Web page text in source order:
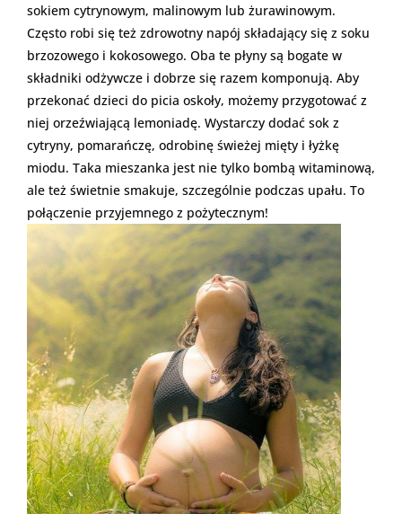
sokiem cytrynowym, malinowym lub żurawinowym.
Często robi się też zdrowotny napój składający się z soku
brzozowego i kokosowego. Oba te płyny są bogate w
składniki odżywcze i dobrze się razem komponują. Aby
przekonać dzieci do picia oskoły, możemy przygotować z
niej orzeźwiającą lemoniadę. Wystarczy dodać sok z
cytryny, pomarańczę, odrobinę świeżej mięty i łyżkę
miodu. Taka mieszanka jest nie tylko bombą witaminową,
ale też świetnie smakuje, szczególnie podczas upału. To
połączenie przyjemnego z pożytecznym!